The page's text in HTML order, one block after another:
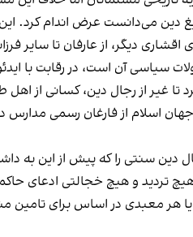
می‌دانست عرض اندام کرد. این
دیگر، از عارفان تا سایر
سیاسی آن است، در رقابت با
تا غیر از رجال دین، کسانی از
اسلام از فارغان رسمی مدارس
رجال دین سنتی را که پیش از
تردید و هیچ خجالتی ادعای
معبدی در اساس برای تامین